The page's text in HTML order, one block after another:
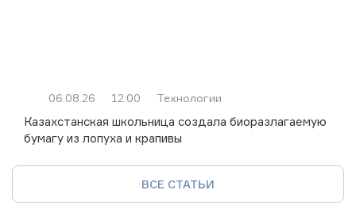
06.08.26 12:00 Технологии
Казахстанская школьница создала биоразлагаемую
бумагу из лопуха и крапивы
ВСЕ СТАТЬИ